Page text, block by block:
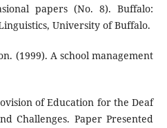
papers (No. 8). Buffalo:
University of Buffalo.
(1999). A school management
of Education for the Deaf
Challenges. Paper Presented